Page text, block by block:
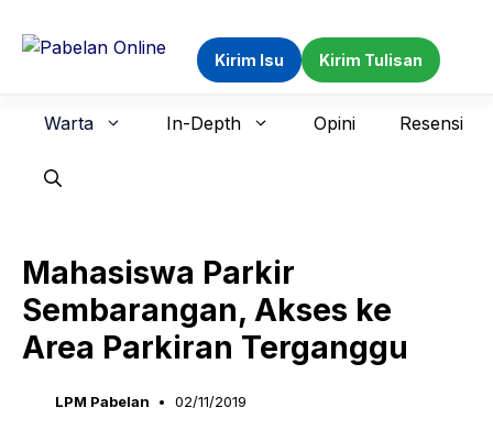
Kirim Isu Kirim Tulisan
Warta In-Depth Opini Resensi
Mahasiswa Parkir
Sembarangan, Akses ke
Area Parkiran Terganggu
LPM Pabelan 02/11/2019